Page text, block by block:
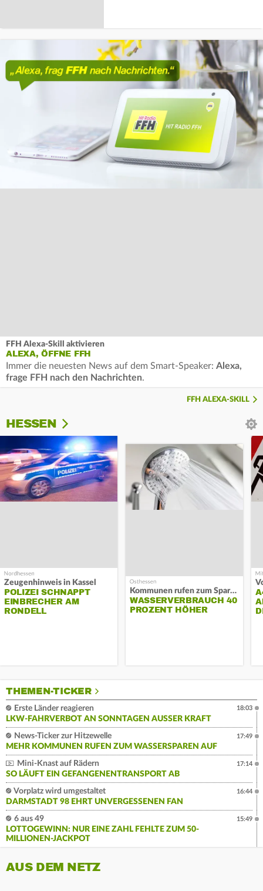
FFH Alexa-Skill aktivieren
ALEXA, ÖFFNE FFH
Immer die neuesten News auf dem Smart-Speaker: Alexa,
frage FFH nach den Nachrichten.
FFH ALEXA-SKILL
HESSEN
Zeugenhinweis in Kassel
POLIZEI SCHNAPPT
EINBRECHER AM
RONDELL
Kommunen rufen zum Sparen auf
WASSERVERBRAUCH 40
PROZENT HÖHER
THEMEN-TICKER
Erste Länder reagieren
LKW-FAHRVERBOT AN SONNTAGEN AUSSER KRAFT
18:03
News-Ticker zur Hitzewelle
MEHR KOMMUNEN RUFEN ZUM WASSERSPAREN AUF
17:49
Mini-Knast auf Rädern
SO LÄUFT EIN GEFANGENENTRANSPORT AB
17:14
Vorplatz wird umgestaltet
DARMSTADT 98 EHRT UNVERGESSENEN FAN
16:44
6 aus 49
LOTTOGEWINN: NUR EINE ZAHL FEHLTE ZUM 50-
MILLIONEN-JACKPOT
15:49
AUS DEM NETZ